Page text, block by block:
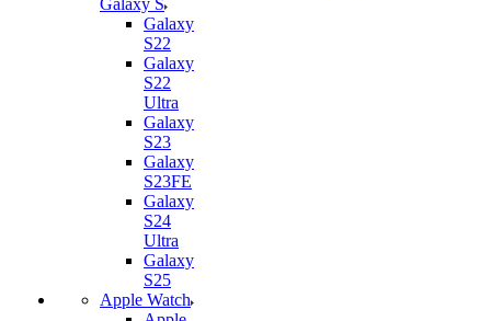
Galaxy S
Galaxy
S22
Galaxy
S22
Ultra
Galaxy
S23
Galaxy
S23FE
Galaxy
S24
Ultra
Galaxy
S25
Apple Watch